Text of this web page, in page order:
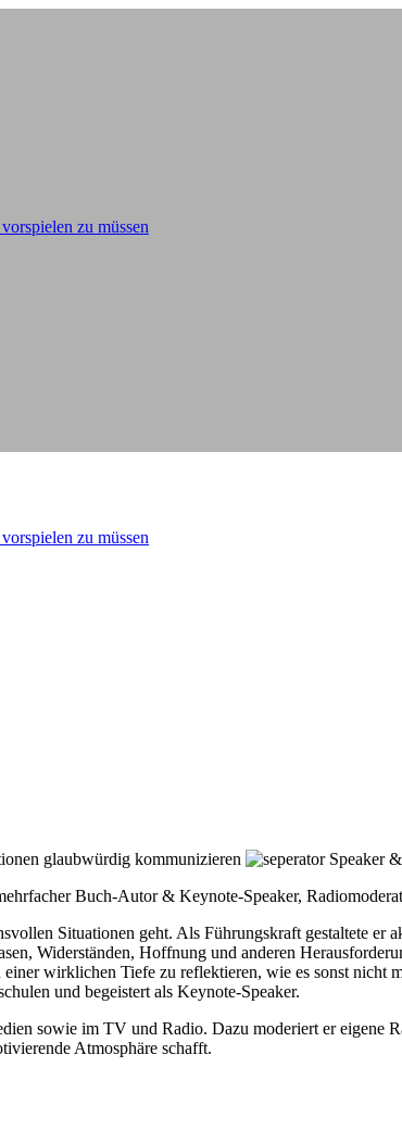
zu müssen
zu müssen
glaubwürdig kommunizieren
Speaker
Buch-Autor & Keynote-Speaker,
Situationen geht. Als Führungskraft gestaltete er
Widerständen, Hoffnung und anderen
wirklichen Tiefe zu reflektieren, wie es sonst nicht
und begeistert als Keynote-Speaker.
sowie im TV und Radio. Dazu moderiert er eigene
Atmosphäre schafft.